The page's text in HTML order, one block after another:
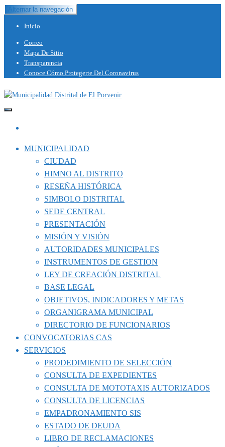
Alternar la navegación
Inicio
Correo
Mapa De Sitio
Transparencia
Conoce Cómo Protegerte Del Coronavirus
Capital del Calzado Peruano
MUNICIPALIDAD
CIUDAD
HIMNO AL DISTRITO
RESEÑA HISTÓRICA
SIMBOLO DISTRITAL
SEDE CENTRAL
PRESENTACIÓN
MISIÓN Y VISIÓN
AUTORIDADES MUNICIPALES
INSTRUMENTOS DE GESTION
LEY DE CREACIÓN DISTRITAL
BASE LEGAL
OBJETIVOS, INDICADORES Y METAS
ORGANIGRAMA MUNICIPAL
DIRECTORIO DE FUNCIONARIOS
CONVOCATORIAS CAS
SERVICIOS
PRODEDIMIENTO DE SELECCIÓN
CONSULTA DE EXPEDIENTES
CONSULTA DE MOTOTAXIS AUTORIZADOS
CONSULTA DE LICENCIAS
EMPADRONAMIENTO SIS
ESTADO DE DEUDA
LIBRO DE RECLAMACIONES